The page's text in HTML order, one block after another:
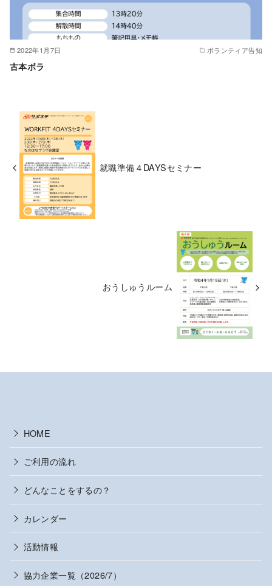
2022年1月7日 ボランティア告知
古本ボラ
就職準備４DAYSセミナー
おうしゅうルーム
HOME
ご利用の流れ
どんなことをするの？
カレンダー
活動情報
協力企業一覧（2026/7）